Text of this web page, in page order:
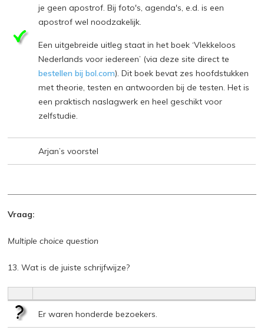
je geen apostrof. Bij foto's, agenda's, e.d. is een
apostrof wel noodzakelijk.
Een uitgebreide uitleg staat in het boek ‘Vlekkeloos
Nederlands voor iedereen’ (via deze site direct te
bestellen bij bol.com). Dit boek bevat zes hoofdstukken
met theorie, testen en antwoorden bij de testen. Het is
een praktisch naslagwerk en heel geschikt voor
zelfstudie.
Arjan’s voorstel
Vraag:
Multiple choice question
13. Wat is de juiste schrijfwijze?
Er waren honderde bezoekers.